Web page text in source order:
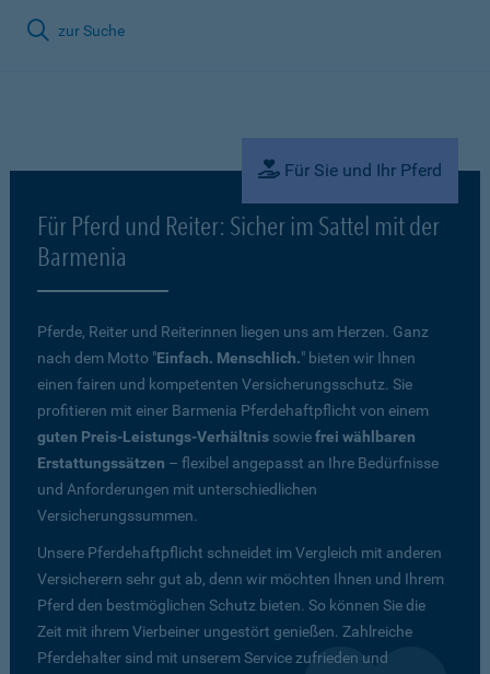
zur Suche
Für Sie und Ihr Pferd
Für Pferd und Reiter: Sicher im Sattel mit der
Barmenia
Pferde, Reiter und Reiterinnen liegen uns am Herzen. Ganz
nach dem Motto "Einfach. Menschlich." bieten wir Ihnen
einen fairen und kompetenten Versicherungsschutz. Sie
profitieren mit einer Barmenia Pferdehaftpflicht von einem
guten Preis-Leistungs-Verhältnis sowiefrei wählbaren
Erstattungssätzen – flexibel angepasst an Ihre Bedürfnisse
und Anforderungen mit unterschiedlichen
Versicherungssummen.
Unsere Pferdehaftpflicht schneidet im Vergleich mit anderen
Versicherern sehr gut ab, denn wir möchten Ihnen und Ihrem
Pferd den bestmöglichen Schutz bieten. So können Sie die
Zeit mit ihrem Vierbeiner ungestört genießen. Zahlreiche
Pferdehalter sind mit unserem Service zufrieden und